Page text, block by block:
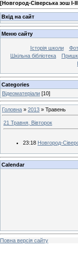
[Новгород-Сіверська зош І-
Вхід на сайт
Меню сайту
Історія школи
Шкільна бібліотека
Categories
Відеоматеріали [10]
Головна » 2013 » Травень
21 Травня, Вівторок
23:18 Новгород-
Calendar
Повна версія сайту